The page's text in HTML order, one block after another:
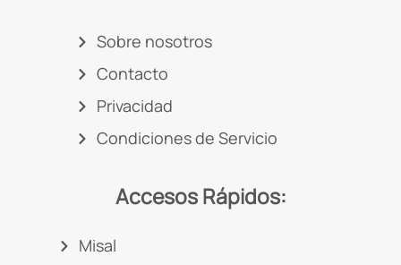
Sobre nosotros
Contacto
Privacidad
Condiciones de Servicio
Accesos Rápidos:
Misal